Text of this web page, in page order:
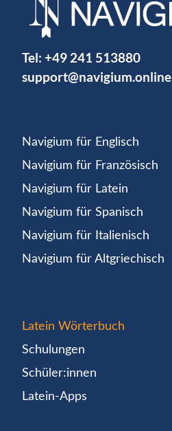
Tel: +49 241 513880
support@navigium.online
Navigium für Englisch
Navigium für Französisch
Navigium für Latein
Navigium für Spanisch
Navigium für Italienisch
Navigium für Altgriechisch
Latein Wörterbuch
Schulungen
Schüler:innen
Latein-Apps